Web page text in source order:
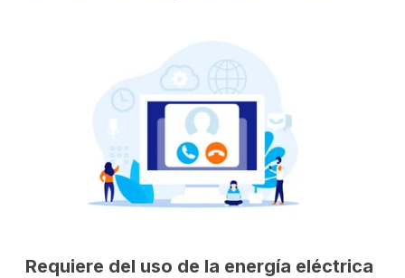
Requiere del uso de la energía eléctrica